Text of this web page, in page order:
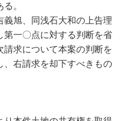
。
義旭、同浅石大和の上告理
第一〇点に対する判断を省
求について本案の判断を
、右請求を却下すべきもの